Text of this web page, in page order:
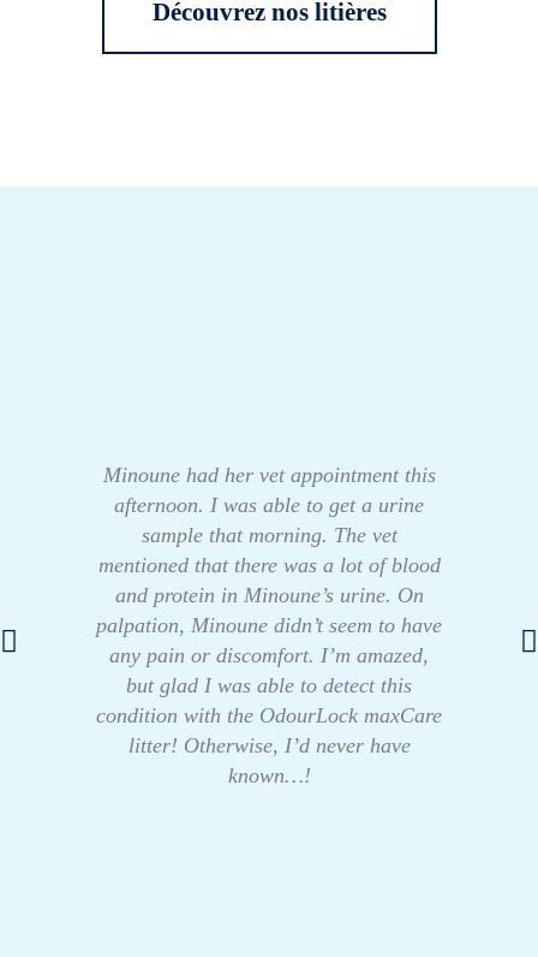
Découvrez nos litières
Minoune had her vet appointment this
afternoon. I was able to get a urine
sample that morning. The vet
mentioned that there was a lot of blood
and protein in Minoune’s urine. On
palpation, Minoune didn’t seem to have
any pain or discomfort. I’m amazed,
but glad I was able to detect this
condition with the OdourLock maxCare
litter! Otherwise, I’d never have
known…!